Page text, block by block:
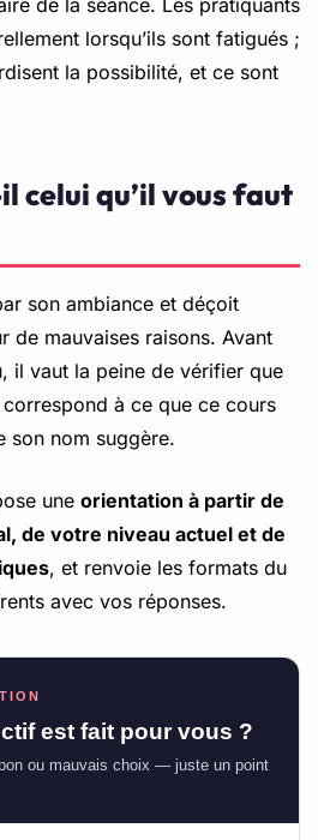
lorsqu’ils sont fatigués ;
la possibilité, et ce sont
celui qu’il vous faut
son ambiance et déçoit
de mauvaises raisons. Avant
il vaut la peine de vérifier que
à ce que ce cours
son nom suggère.
une orientation à partir de
de votre niveau actuel et de
, et renvoie les formats du
avec vos réponses.
est fait pour vous ?
ou mauvais choix — juste un point